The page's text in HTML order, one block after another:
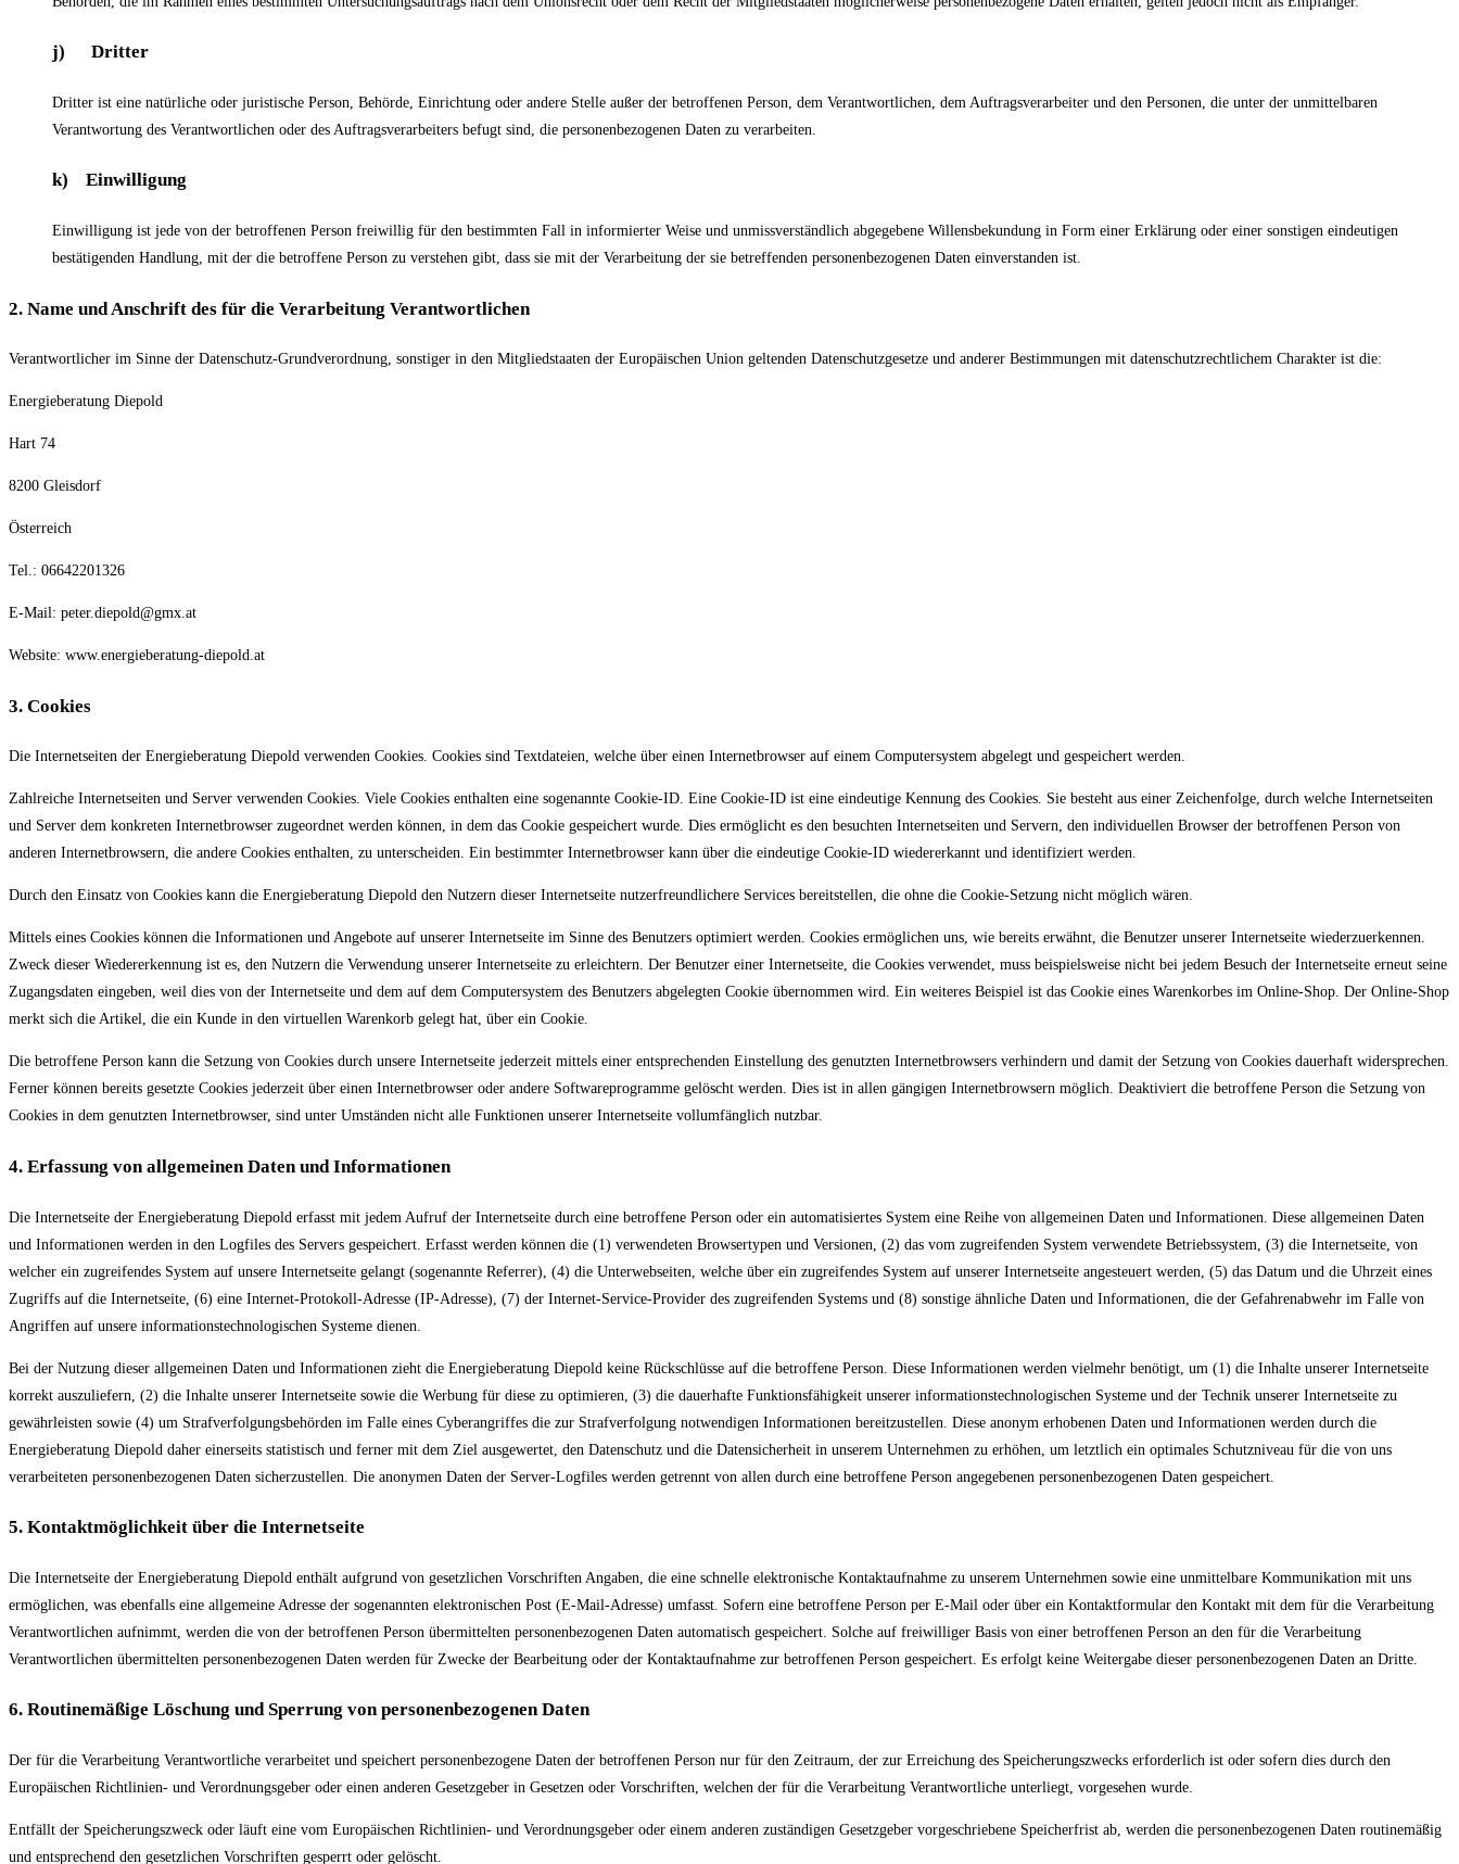
j) Dritter
Dritter ist eine natürliche oder juristische Person, Behörde, Einrichtung oder andere Stelle außer der betroffenen Person, dem Verantwortlichen, dem Auftragsverarbeiter und den Personen, die unter der unmittelbaren
Verantwortung des Verantwortlichen oder des Auftragsverarbeiters befugt sind, die personenbezogenen Daten zu verarbeiten.
k) Einwilligung
Einwilligung ist jede von der betroffenen Person freiwillig für den bestimmten Fall in informierter Weise und unmissverständlich abgegebene Willensbekundung in Form einer Erklärung oder einer sonstigen eindeutigen
bestätigenden Handlung, mit der die betroffene Person zu verstehen gibt, dass sie mit der Verarbeitung der sie betreffenden personenbezogenen Daten einverstanden ist.
2. Name und Anschrift des für die Verarbeitung Verantwortlichen
Verantwortlicher im Sinne der Datenschutz-Grundverordnung, sonstiger in den Mitgliedstaaten der Europäischen Union geltenden Datenschutzgesetze und anderer Bestimmungen mit datenschutzrechtlichem Charakter ist die:
Energieberatung Diepold
Hart 74
8200 Gleisdorf
Österreich
Tel.: 06642201326
E-Mail: peter.diepold@gmx.at
Website: www.energieberatung-diepold.at
3. Cookies
Die Internetseiten der Energieberatung Diepold verwenden Cookies. Cookies sind Textdateien, welche über einen Internetbrowser auf einem Computersystem abgelegt und gespeichert werden.
Zahlreiche Internetseiten und Server verwenden Cookies. Viele Cookies enthalten eine sogenannte Cookie-ID. Eine Cookie-ID ist eine eindeutige Kennung des Cookies. Sie besteht aus einer Zeichenfolge, durch welche Internetseiten
und Server dem konkreten Internetbrowser zugeordnet werden können, in dem das Cookie gespeichert wurde. Dies ermöglicht es den besuchten Internetseiten und Servern, den individuellen Browser der betroffenen Person von
anderen Internetbrowsern, die andere Cookies enthalten, zu unterscheiden. Ein bestimmter Internetbrowser kann über die eindeutige Cookie-ID wiedererkannt und identifiziert werden.
Durch den Einsatz von Cookies kann die Energieberatung Diepold den Nutzern dieser Internetseite nutzerfreundlichere Services bereitstellen, die ohne die Cookie-Setzung nicht möglich wären.
Mittels eines Cookies können die Informationen und Angebote auf unserer Internetseite im Sinne des Benutzers optimiert werden. Cookies ermöglichen uns, wie bereits erwähnt, die Benutzer unserer Internetseite wiederzuerkennen.
Zweck dieser Wiedererkennung ist es, den Nutzern die Verwendung unserer Internetseite zu erleichtern. Der Benutzer einer Internetseite, die Cookies verwendet, muss beispielsweise nicht bei jedem Besuch der Internetseite erneut seine
Zugangsdaten eingeben, weil dies von der Internetseite und dem auf dem Computersystem des Benutzers abgelegten Cookie übernommen wird. Ein weiteres Beispiel ist das Cookie eines Warenkorbes im Online-Shop. Der Online-Shop
merkt sich die Artikel, die ein Kunde in den virtuellen Warenkorb gelegt hat, über ein Cookie.
Die betroffene Person kann die Setzung von Cookies durch unsere Internetseite jederzeit mittels einer entsprechenden Einstellung des genutzten Internetbrowsers verhindern und damit der Setzung von Cookies dauerhaft widersprechen.
Ferner können bereits gesetzte Cookies jederzeit über einen Internetbrowser oder andere Softwareprogramme gelöscht werden. Dies ist in allen gängigen Internetbrowsern möglich. Deaktiviert die betroffene Person die Setzung von
Cookies in dem genutzten Internetbrowser, sind unter Umständen nicht alle Funktionen unserer Internetseite vollumfänglich nutzbar.
4. Erfassung von allgemeinen Daten und Informationen
Die Internetseite der Energieberatung Diepold erfasst mit jedem Aufruf der Internetseite durch eine betroffene Person oder ein automatisiertes System eine Reihe von allgemeinen Daten und Informationen. Diese allgemeinen Daten
und Informationen werden in den Logfiles des Servers gespeichert. Erfasst werden können die (1) verwendeten Browsertypen und Versionen, (2) das vom zugreifenden System verwendete Betriebssystem, (3) die Internetseite, von
welcher ein zugreifendes System auf unsere Internetseite gelangt (sogenannte Referrer), (4) die Unterwebseiten, welche über ein zugreifendes System auf unserer Internetseite angesteuert werden, (5) das Datum und die Uhrzeit eines
Zugriffs auf die Internetseite, (6) eine Internet-Protokoll-Adresse (IP-Adresse), (7) der Internet-Service-Provider des zugreifenden Systems und (8) sonstige ähnliche Daten und Informationen, die der Gefahrenabwehr im Falle von
Angriffen auf unsere informationstechnologischen Systeme dienen.
Bei der Nutzung dieser allgemeinen Daten und Informationen zieht die Energieberatung Diepold keine Rückschlüsse auf die betroffene Person. Diese Informationen werden vielmehr benötigt, um (1) die Inhalte unserer Internetseite
korrekt auszuliefern, (2) die Inhalte unserer Internetseite sowie die Werbung für diese zu optimieren, (3) die dauerhafte Funktionsfähigkeit unserer informationstechnologischen Systeme und der Technik unserer Internetseite zu
gewährleisten sowie (4) um Strafverfolgungsbehörden im Falle eines Cyberangriffes die zur Strafverfolgung notwendigen Informationen bereitzustellen. Diese anonym erhobenen Daten und Informationen werden durch die
Energieberatung Diepold daher einerseits statistisch und ferner mit dem Ziel ausgewertet, den Datenschutz und die Datensicherheit in unserem Unternehmen zu erhöhen, um letztlich ein optimales Schutzniveau für die von uns
verarbeiteten personenbezogenen Daten sicherzustellen. Die anonymen Daten der Server-Logfiles werden getrennt von allen durch eine betroffene Person angegebenen personenbezogenen Daten gespeichert.
5. Kontaktmöglichkeit über die Internetseite
Die Internetseite der Energieberatung Diepold enthält aufgrund von gesetzlichen Vorschriften Angaben, die eine schnelle elektronische Kontaktaufnahme zu unserem Unternehmen sowie eine unmittelbare Kommunikation mit uns
ermöglichen, was ebenfalls eine allgemeine Adresse der sogenannten elektronischen Post (E-Mail-Adresse) umfasst. Sofern eine betroffene Person per E-Mail oder über ein Kontaktformular den Kontakt mit dem für die Verarbeitung
Verantwortlichen aufnimmt, werden die von der betroffenen Person übermittelten personenbezogenen Daten automatisch gespeichert. Solche auf freiwilliger Basis von einer betroffenen Person an den für die Verarbeitung
Verantwortlichen übermittelten personenbezogenen Daten werden für Zwecke der Bearbeitung oder der Kontaktaufnahme zur betroffenen Person gespeichert. Es erfolgt keine Weitergabe dieser personenbezogenen Daten an Dritte.
6. Routinemäßige Löschung und Sperrung von personenbezogenen Daten
Der für die Verarbeitung Verantwortliche verarbeitet und speichert personenbezogene Daten der betroffenen Person nur für den Zeitraum, der zur Erreichung des Speicherungszwecks erforderlich ist oder sofern dies durch den
Europäischen Richtlinien- und Verordnungsgeber oder einen anderen Gesetzgeber in Gesetzen oder Vorschriften, welchen der für die Verarbeitung Verantwortliche unterliegt, vorgesehen wurde.
Entfällt der Speicherungszweck oder läuft eine vom Europäischen Richtlinien- und Verordnungsgeber oder einem anderen zuständigen Gesetzgeber vorgeschriebene Speicherfrist ab, werden die personenbezogenen Daten routinemäßig
und entsprechend den gesetzlichen Vorschriften gesperrt oder gelöscht.